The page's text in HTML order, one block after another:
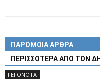
ΠΑΡΟΜΟΙΑ ΑΡΘΡΑ
ΠΕΡΙΣΣΟΤΕΡΑ ΑΠΟ ΤΟΝ
ΓΕΓΟΝΟΤΑ